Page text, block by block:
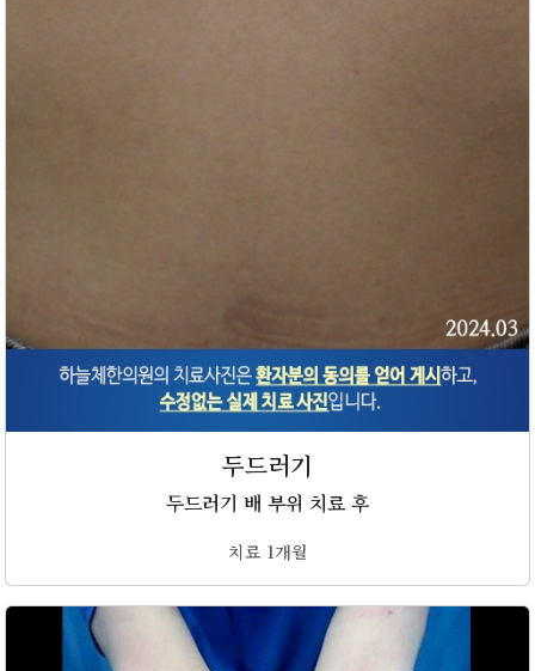
두드러기
두드러기 배 부위 치료 후
치료 1개월